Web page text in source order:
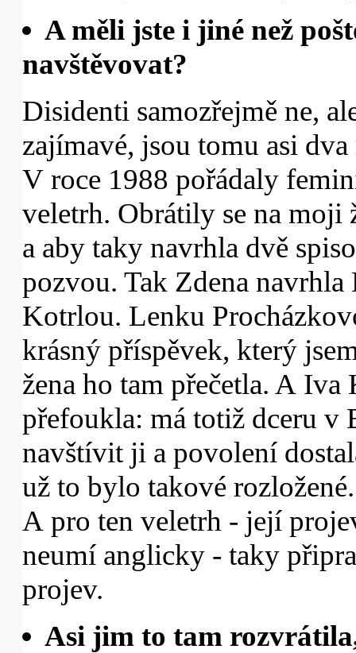
A měli jste i jiné než
navštěvovat?
Disidenti samozřejmě ne,
zajímavé, jsou tomu asi
V roce 1988 pořádaly
veletrh. Obrátily se na moji
a aby taky navrhla dvě
pozvou. Tak Zdena
Kotrlou. Lenku
krásný příspěvek, který
žena ho tam přečetla. A
přefoukla: má totiž dceru v
navštívit ji a povolení
už to bylo takové
A pro ten veletrh - její
neumí anglicky - taky
projev.
Asi jim to tam